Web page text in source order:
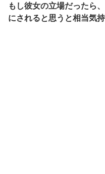
もし彼女の立場だったら
にされると思うと相当気